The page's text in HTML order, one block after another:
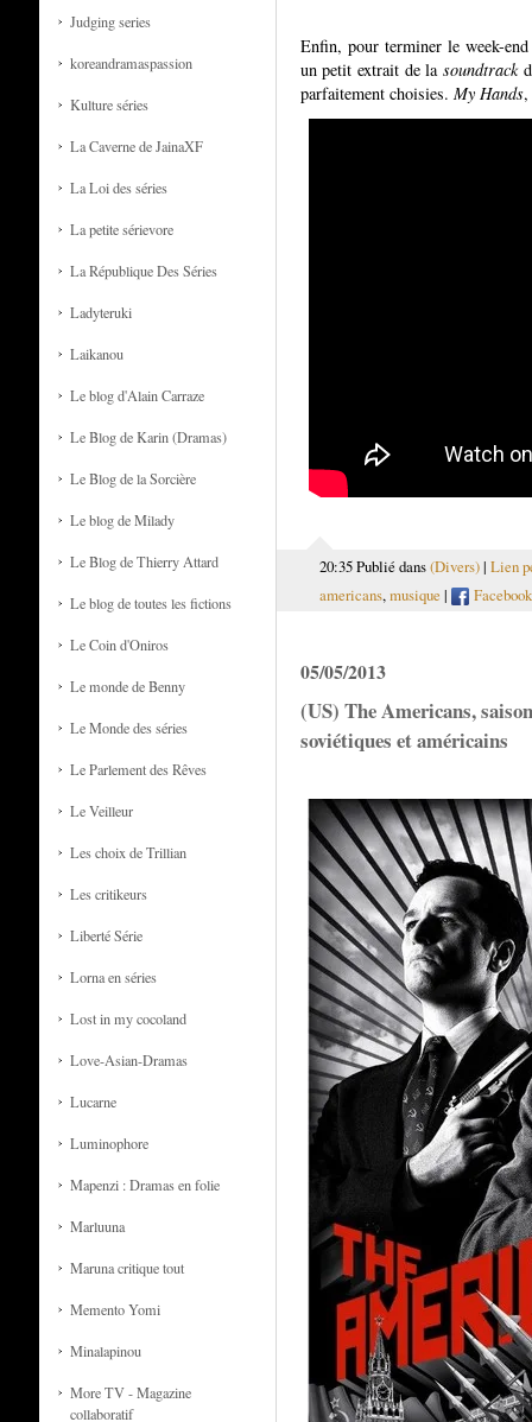
Judging series
koreandramaspassion
Kulture séries
La Caverne de JainaXF
La Loi des séries
La petite sérievore
La République Des Séries
Ladyteruki
Laikanou
Le blog d'Alain Carraze
Le Blog de Karin (Dramas)
Le Blog de la Sorcière
Le blog de Milady
Le Blog de Thierry Attard
Le blog de toutes les fictions
Le Coin d'Oniros
Le monde de Benny
Le Monde des séries
Le Parlement des Rêves
Le Veilleur
Les choix de Trillian
Les critikeurs
Liberté Série
Lorna en séries
Lost in my cocoland
Love-Asian-Dramas
Lucarne
Luminophore
Mapenzi : Dramas en folie
Marluuna
Maruna critique tout
Memento Yomi
Minalapinou
More TV - Magazine
collaboratif
Enfin, pour terminer le week-
un petit extrait de la soundtrack
parfaitement choisies. My Hands,
20:35 Publié dans(Divers)| Lien
americans,musique | Facebook
05/05/2013
(US) The Americans,
soviétiques et américains